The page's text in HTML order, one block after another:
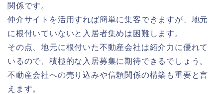
関係です。
仲介サイトを活用すれば簡単に集客できますが、地元
に根付いていないと入居者集めは困難します。
その点、地元に根付いた不動産会社は紹介力に優れて
いるので、積極的な入居募集に期待できるでしょう。
不動産会社への売り込みや信頼関係の構築も重要と言
えます。